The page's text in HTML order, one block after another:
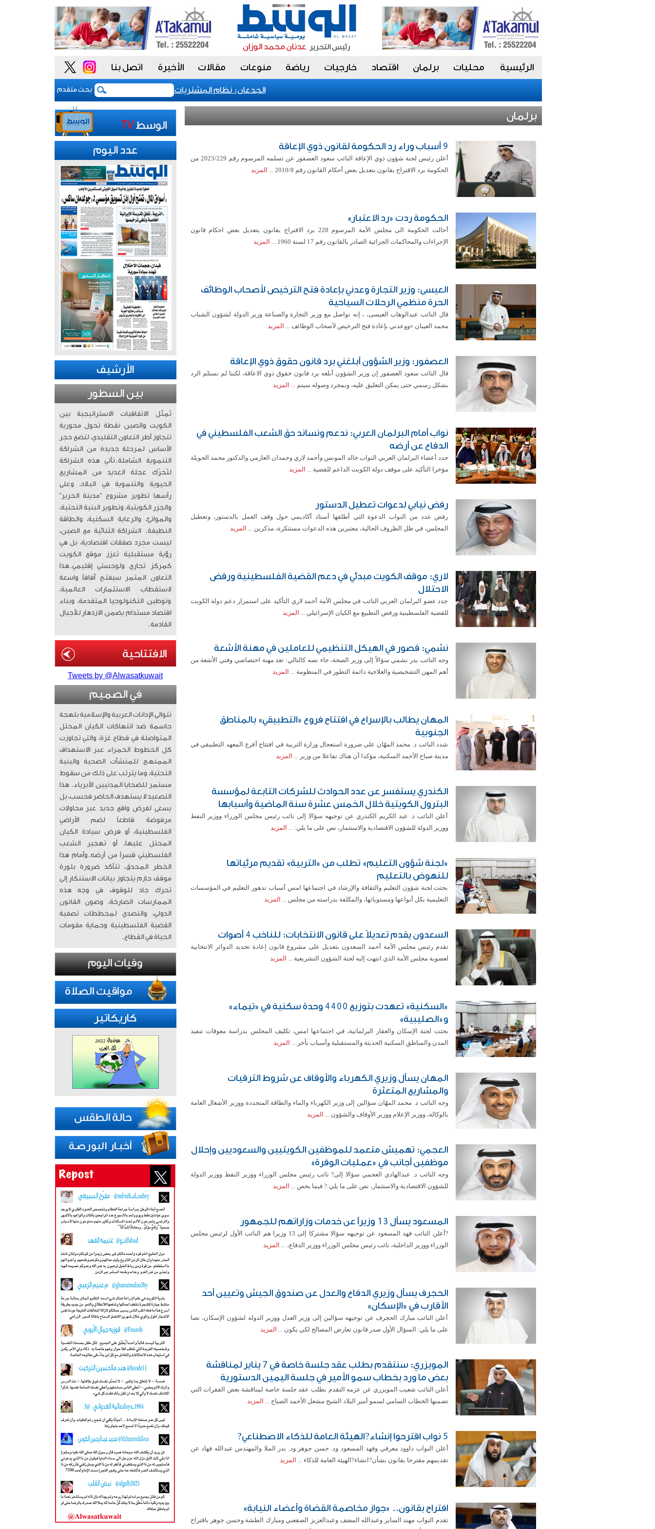
الرئيسية محليات برلمان اقتصاد خارجيات رياضة منوعات مقالات الأخيرة اتصل بنا
بحث متقدم
الجدعان: نظام المشتريات يمنح الحكومة السعودية أدوات أكثر مرونة
برلمان
9 أسباب وراء رد الحكومة لقانون ذوي الإعاقة
أعلن رئيس لجنة شؤون ذوي الإعاقة النائب سعود العصفور عن تسلمه المرسوم رقم 2023/229 من
الحكومة برد الاقتراح بقانون بتعديل بعض أحكام القانون رقم 2010/8 ...
المزيد
الحكومة ردت «رد الاعتبار»
أحالت الحكومة الى مجلس الأمة المرسوم 228 برد الاقتراح بقانون بتعديل بعض احكام قانون
الإجراءات والمحاكمات الجزائية الصادر بالقانون رقم 17 لسنة 1960 ...
المزيد
العيسى: وزير التجارة وعدني بإعادة فتح الترخيص لأصحاب الوظائف
الحرة منظمي الرحلات السياحية
قال النائب عبدالوهاب العيسى، ، إنه تواصل مع وزير التجارة والصناعة وزير الدولة لشؤون الشباب
محمد العيبان «ووعدني بإعادة فتح الترخيص لأصحاب الوظائف ... المزيد
العصفور: وزير الشؤون أبلغني برد قانون حقوق ذوي الإعاقة
قال النائب سعود العصفور إن وزير الشؤون أبلغه برد قانون حقوق ذوي الاعاقة، لكننا لم نستلم الرد
بشكل رسمي حتى يمكن التعليق عليه، وبمجرد وصوله سيتم ... المزيد
نواب أمام البرلمان العربي: ندعم ونساند حق الشعب الفلسطيني في
الدفاع عن أرضه
جدد أعضاء البرلمان العربي النواب خالد المونس وأحمد لاري وحمدان العازمي والدكتور محمد الحويلة
مؤخرا التأكيد على موقف دولة الكويت الداعم للقضية ... المزيد
رفض نيابي لدعوات تعطيل الدستور
رفض عدد من النواب الدعوة التي أطلقها أستاذ أكاديمي حول وقف العمل بالدستور، وتعطيل
المجلس، في ظل الظروف الحالية، معتبرين هذه الدعوات مستنكرة، مذكرين ... المزيد
لاري: موقف الكويت مبدئي في دعم القضية الفلسطينية ورفض
الاحتلال
جدد عضو البرلمان العربي النائب في مجلس الأمة أحمد لاري التأكيد على استمرار دعم دولة الكويت
للقضية الفلسطينية ورفض التطبيع مع الكيان الإسرائيلي ... المزيد
نشمي: قصور في الهيكل التنظيمي للعاملين في مهنة الأشعة
وجه النائب بدر نشمي سؤالاً إلى وزير الصحة، جاء نصه كالتالي: تعد مهنة اختصاصي وفني الأشعة من
أهم المهن التشخيصية والعلاجية دائمة التطور في المنظومة ... المزيد
المهان يطالب بالإسراع في افتتاح فروع «التطبيقي» بالمناطق
الجنوبية
شدد النائب د. محمد المهّان على ضرورة استعجال وزارة التربية في افتتاح أفرع المعهد التطبيقي في
مدينة صباح الأحمد السكنية، مؤكدا أن هناك تفاعلا من وزير ... المزيد
الكندري يستفسر عن عدد الحوادث للشركات التابعة لمؤسسة
البترول الكويتية خلال الخمس عشرة سنة الماضية وأسبابها
أعلن النائب د. عبد الكريم الكندري عن توجيهه سؤالا إلى نائب رئيس مجلس الوزراء ووزير النفط
ووزير الدولة للشؤون الاقتصادية والاستثمار، نص على ما يلي: ... المزيد
«لجنة شؤون التعليم» تطلب من «التربية» تقديم مرئياتها
للنهوض بالتعليم
بحثت لجنة شؤون التعليم والثقافة والإرشاد في اجتماعها امس أسباب تدهور التعليم في المؤسسات
التعليمية بكل أنواعها ومستوياتها، والمكلفة بدراسته من مجلس ... المزيد
السعدون يقدم تعديلاً على قانون الانتخابات: للناخب 4 أصوات
تقدم رئيس مجلس الأمة أحمد السعدون بتعديل على مشروع قانون إعادة تحديد الدوائر الانتخابية
لعضوية مجلس الأمة الذي انتهت إليه لجنة الشؤون التشريعية ... المزيد
«السكنية» تعهدت بتوزيع 4400 وحدة سكنية في «تيماء»
و«الصليبية»
بحثت لجنة الإسكان والعقار البرلمانية، في اجتماعها امس، تكليف المجلس بدراسة معوقات تنفيذ
المدن والمناطق السكنية الحديثة والمستقبلية وأسباب تأخر ... المزيد
المهان يسأل وزيري الكهرباء والأوقاف عن شروط الترقيات
والمشاريع المتعثرة
وجه النائب د. محمد المهّان سؤالين إلى وزير الكهرباء والماء والطاقة المتجددة ووزير الأشغال العامة
بالوكالة، ووزير الإعلام ووزير الأوقاف والشؤون ... المزيد
العجمي: تهميش متعمد للموظفين الكويتيين والسعوديين وإحلال
موظفين أجانب في «عمليات الوفرة»
وجه النائب د. عبدالهادي العجمي سؤالا إلى? نائب رئيس مجلس الوزراء ووزير النفط ووزير الدولة
للشؤون الاقتصادية والاستثمار، نص على ما يلي:? فيما يخص ... المزيد
المسعود يسأل 13 وزيراً عن خدمات وزاراتهم للجمهور
?أعلن النائب فهد المسعود عن توجيهه سؤالا مشتركا إلى 13 وزيرا هم النائب الأول لرئيس مجلس
الوزراء ووزير الداخلية، نائب رئيس مجلس الوزراء ووزير الدفاع، ... المزيد
الحجرف يسأل وزيري الدفاع والعدل عن صندوق الجيش وتعيين أحد
الأقارب في «الإسكان»
أعلن النائب مبارك الحجرف عن توجيهه سؤالين إلى وزير العدل ووزير الدولة لشؤون الإسكان، نصا
على ما يلي: السؤال الأول صدر قانون تعارض المصالح لكي يكون ... المزيد
المويزري: سنتقدم بطلب عقد جلسة خاصة في 7 يناير لمناقشة
بعض ما ورد بخطاب سمو الأمير في جلسة اليمين الدستورية
أعلن النائب شعيب المويزري عن عزمه التقدم بطلب عقد جلسة خاصة لمناقشة بعض الفقرات التي
تضمنها الخطاب السامي لسمو أمير البلاد الشيح مشعل الأحمد الصباح ... المزيد
5 نواب اقترحوا إنشاء?الهيئة العامة للذكاء الاصطناعي?
أعلن النواب داوود معرفي وفهد المسعود ود. حسن جوهر ود. بدر الملا والمهندس عبدالله فهاد عن
تقديمهم مقترحا بقانون بشأن?انشاء?الهيئة العامة للذكاء ... المزيد
افتراح بقانون.. «جواز مخاصمة القضاة وأعضاء النيابة»
تقدم النواب مهند الساير وعبدالله المضف وعبدالعزيز الصقعبي ومبارك الطشة وحسن جوهر باقتراح
عدد اليوم
الأرشيف
بين السطور
تُمثّل الاتفاقيات الاستراتيجية بين
الكويت والصين نقطة تحول محورية
تتجاوز أطر التعاون التقليدي، لتضع حجر
الأساس لمرحلة جديدة من الشراكة
التنموية الشاملة. ​تأتي هذه الشراكة
لتُحرّك عجلة العديد من المشاريع
الحيوية والتنموية في البلاد، وعلى
رأسها تطوير مشروع “مدينة الحرير”
والجزر الكويتية، وتطوير البنية التحتية،
والموانئ، والرعاية السكنية، والطاقة
النظيفة. الشراكة الثنائية مع الصين،
ليست مجرد صفقات اقتصادية، بل هي
رؤية مستقبلية تعزز موقع الكويت
كمركز تجاري ولوجستي إقليمي. ​هذا
التعاون المثمر سيفتح آفاقاً واسعة
لاستقطاب الاستثمارات العالمية،
وتوطين التكنولوجيا المتقدمة، وبناء
اقتصاد مستدام يضمن الازدهار للأجيال
القادمة.
Tweets by @Alwasatkuwait
في الصميم
تتوالى الإدانات العربية والإسلامية بلهجة
حاسمة ضد انتهاكات الكيان المحتل
المتواصلة في قطاع غزة، والتي تجاوزت
كل الخطوط الحمراء عبر الاستهداف
الممنهج للمنشآت الصحية والبنية
التحتية، وما يترتب على ذلك من سقوط
مستمر للضحايا المدنيين الأبرياء. ​ هذا
التصعيد لا يستهدف الحاضر فحسب، بل
يسعى لفرض واقع جديد عبر محاولات
مرفوضة قاطعاً لضم الأراضي
الفلسطينية، أو فرض سيادة الكيان
المحتل عليها، أو تهجير الشعب
الفلسطيني قسراً من أرضه. ​وأمام هذا
الخطر المحدق، تتأكد ضرورة بلورة
موقف حازم يتجاوز بيانات الاستنكار إلى
تحرك جاد للوقوف في وجه هذه
الممارسات الصارخة، وصون القانون
الدولي، والتصدي لمخططات تصفية
القضية الفلسطينية وحماية مقومات
الحياة في القطاع.
كاريكاتير